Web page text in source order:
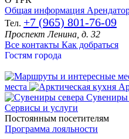
Общая информация
Тел. +7 (965) 801-76-09
Проспект Ленина, д. 32
Все контакты Как добраться
Гостям города
места
Сувениры
Сервисы и услуги
Постоянным посетителям
Программа лояльности